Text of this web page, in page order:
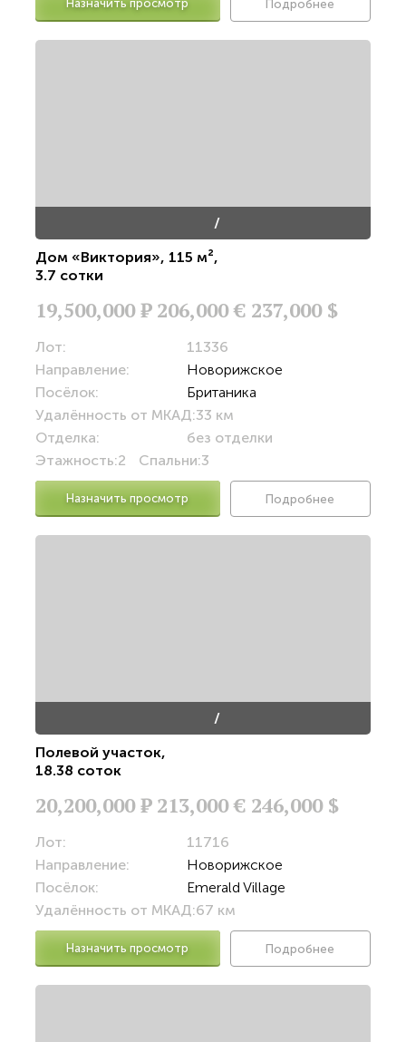
Назначить просмотр Подробнее
/
Дом «Виктория», 115 м²,
3.7 сотки
19,500,000Р 206,000 € 237,000 $
Лот:
11336
Направление:
Новорижское
Посёлок:
Британика
Удалённость от МКАД:33 км
Отделка:
без отделки
Этажность:2 Спальни:3
Назначить просмотр Подробнее
/
Полевой участок,
18.38 соток
20,200,000Р 213,000 € 246,000 $
Лот:
11716
Направление:
Новорижское
Посёлок:
Emerald Village
Удалённость от МКАД:67 км
Назначить просмотр Подробнее